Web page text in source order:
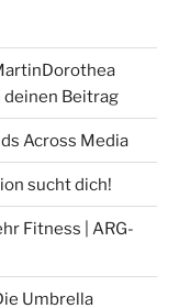
deinen Beitrag
Across Media
sucht dich!
Fitness | ARG-
Umbrella